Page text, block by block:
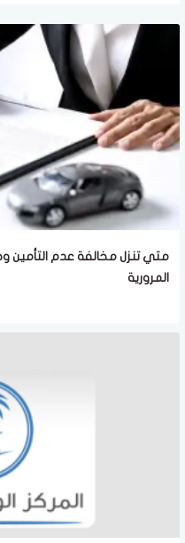
متي تنزل مخالفة عدم التأمين
المرورية